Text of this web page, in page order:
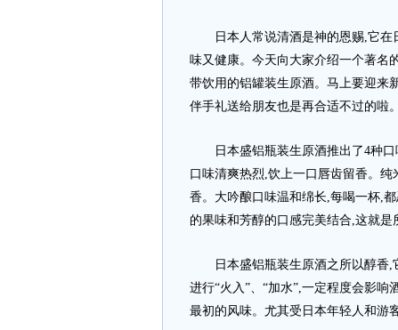
日本人常说清酒是神的恩赐,它在
味又健康。今天向大家介绍一个著名
带饮用的铝罐装生原酒。马上要迎来
伴手礼送给朋友也是再合适不过的啦。
日本盛铝瓶装生原酒推出了4种口
口味清爽热烈,饮上一口唇齿留香。
香。大吟酿口味温和绵长,每喝一杯,
的果味和芳醇的口感完美结合,这就是
日本盛铝瓶装生原酒之所以醇香,
进行“火入”、“加水”,一定程度会影
最初的风味。尤其受日本年轻人和游